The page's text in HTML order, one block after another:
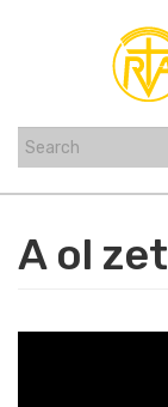
A ol